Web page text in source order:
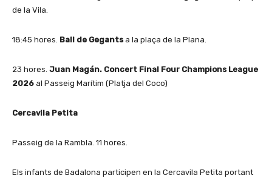
de la Vila.
18:45 hores. Ball de Gegantsa la plaça de la Plana.
23 hores. Juan Magán. Concert Final Four Champions League
2026 al Passeig Marítim (Platja del Coco)
Cercavila Petita
Passeig de la Rambla. 11 hores.
Els infants de Badalona participen en la Cercavila Petita portant